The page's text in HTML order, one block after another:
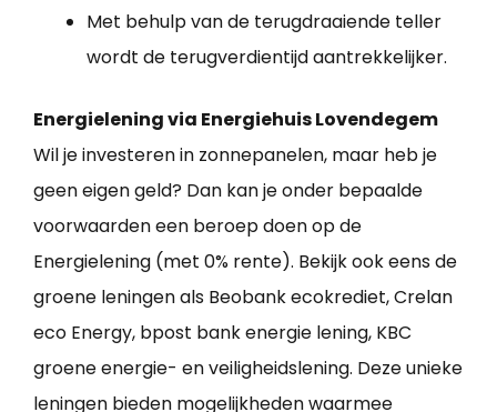
Met behulp van de terugdraaiende teller
wordt de terugverdientijd aantrekkelijker.
Energielening via Energiehuis Lovendegem
Wil je investeren in zonnepanelen, maar heb je
geen eigen geld? Dan kan je onder bepaalde
voorwaarden een beroep doen op de
Energielening (met 0% rente). Bekijk ook eens de
groene leningen als Beobank ecokrediet, Crelan
eco Energy, bpost bank energie lening, KBC
groene energie- en veiligheidslening. Deze unieke
leningen bieden mogelijkheden waarmee